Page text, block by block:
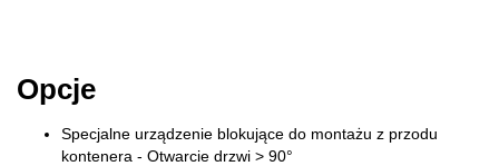
Opcje
Specjalne urządzenie blokujące do montażu z przodu
kontenera - Otwarcie drzwi > 90°